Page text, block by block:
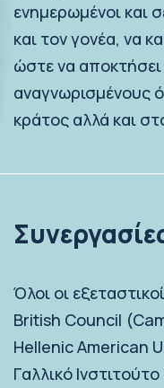
ενημερωμένοι και
και τον γονέα, να
ώστε να
αναγνωρισμένους
κράτος αλλά και
Όλοι οι
British Council
Hellenic American
Γαλλικό